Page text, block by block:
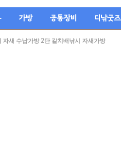
가방 공통장비 디낚굿즈
자새 수납가방 2단 갈치배낚시 자새가방